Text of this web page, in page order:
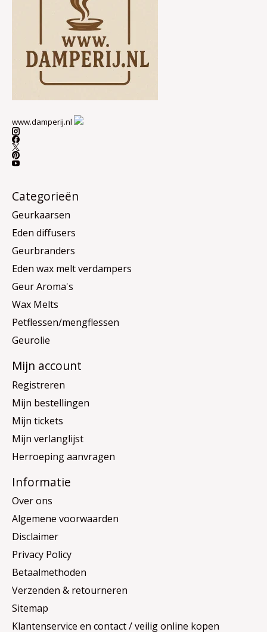
www.damperij.nl
Categorieën
Geurkaarsen
Eden diffusers
Geurbranders
Eden wax melt verdampers
Geur Aroma's
Wax Melts
Petflessen/mengflessen
Geurolie
Mijn account
Registreren
Mijn bestellingen
Mijn tickets
Mijn verlanglijst
Herroeping aanvragen
Informatie
Over ons
Algemene voorwaarden
Disclaimer
Privacy Policy
Betaalmethoden
Verzenden & retourneren
Sitemap
Klantenservice en contact / veilig online kopen